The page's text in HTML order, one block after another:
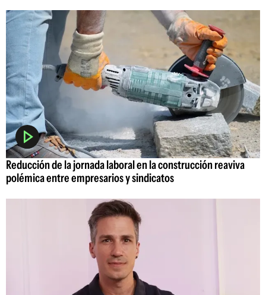
Reducción de la jornada laboral en la construcción reaviva
polémica entre empresarios y sindicatos